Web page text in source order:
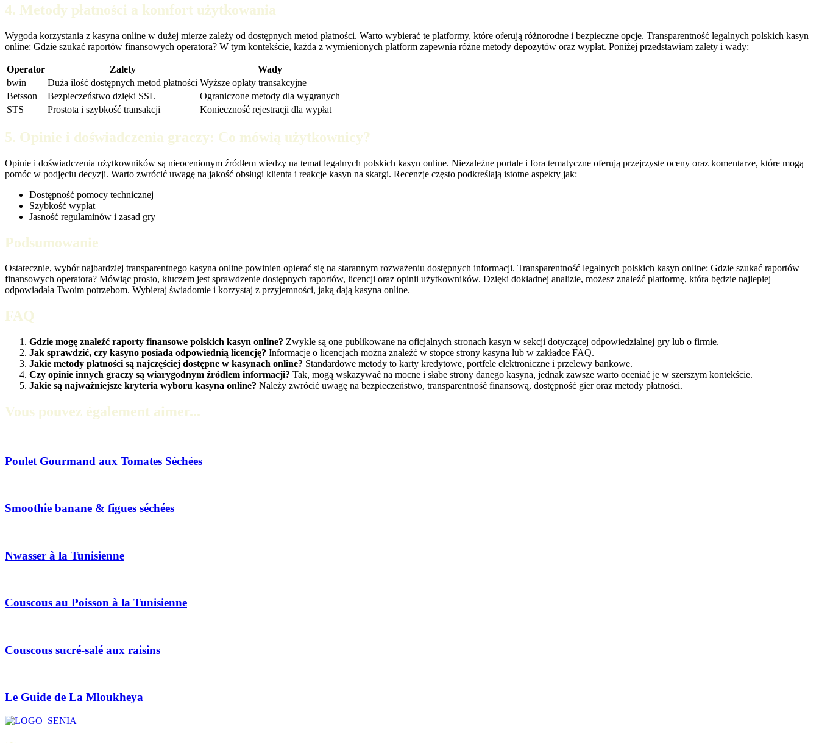
4. Metody płatności a komfort użytkowania
Wygoda korzystania z kasyna online w dużej mierze zależy od dostępnych metod płatności. Warto wybierać te platformy, które oferują różnorodne i bezpieczne opcje. Transparentność legalnych polskich kasyn
online: Gdzie szukać raportów finansowych operatora? W tym kontekście, każda z wymienionych platform zapewnia różne metody depozytów oraz wypłat. Poniżej przedstawiam zalety i wady:
Operator Zalety
Wady
bwin
Duża ilość dostępnych metod płatności Wyższe opłaty transakcyjne
Betsson
Bezpieczeństwo dzięki SSL
Ograniczone metody dla wygranych
STS
Prostota i szybkość transakcji Konieczność rejestracji dla wypłat
5. Opinie i doświadczenia graczy: Co mówią użytkownicy?
Opinie i doświadczenia użytkowników są nieocenionym źródłem wiedzy na temat legalnych polskich kasyn online. Niezależne portale i fora tematyczne oferują przejrzyste oceny oraz komentarze, które mogą
pomóc w podjęciu decyzji. Warto zwrócić uwagę na jakość obsługi klienta i reakcje kasyn na skargi. Recenzje często podkreślają istotne aspekty jak:
Dostępność pomocy technicznej
Szybkość wypłat
Jasność regulaminów i zasad gry
Podsumowanie
Ostatecznie, wybór najbardziej transparentnego kasyna online powinien opierać się na starannym rozważeniu dostępnych informacji. Transparentność legalnych polskich kasyn online: Gdzie szukać raportów
finansowych operatora? Mówiąc prosto, kluczem jest sprawdzenie dostępnych raportów, licencji oraz opinii użytkowników. Dzięki dokładnej analizie, możesz znaleźć platformę, która będzie najlepiej
odpowiadała Twoim potrzebom. Wybieraj świadomie i korzystaj z przyjemności, jaką dają kasyna online.
FAQ
Gdzie mogę znaleźć raporty finansowe polskich kasyn online? Zwykle są one publikowane na oficjalnych stronach kasyn w sekcji dotyczącej odpowiedzialnej gry lub o firmie.
Jak sprawdzić, czy kasyno posiada odpowiednią licencję? Informacje o licencjach można znaleźć w stopce strony kasyna lub w zakładce FAQ.
Jakie metody płatności są najczęściej dostępne w kasynach online? Standardowe metody to karty kredytowe, portfele elektroniczne i przelewy bankowe.
Czy opinie innych graczy są wiarygodnym źródłem informacji? Tak, mogą wskazywać na mocne i słabe strony danego kasyna, jednak zawsze warto oceniać je w szerszym kontekście.
Jakie są najważniejsze kryteria wyboru kasyna online? Należy zwrócić uwagę na bezpieczeństwo, transparentność finansową, dostępność gier oraz metody płatności.
Vous pouvez également aimer...
Poulet Gourmand aux Tomates Séchées
Smoothie banane & figues séchées
Nwasser à la Tunisienne
Couscous au Poisson à la Tunisienne
Couscous sucré-salé aux raisins
Le Guide de La Mloukheya